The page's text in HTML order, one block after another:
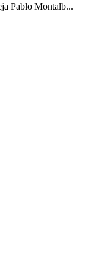
Pablo Montalb...